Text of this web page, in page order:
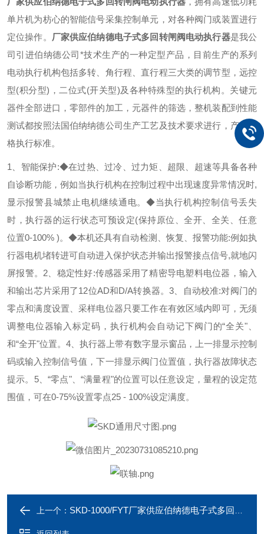
单片机为枋心的智能信号采集控制单元，对各种阀门或装置进行
定位操作。 厂家供应伯纳德电子式多回转闸阀电动执行器是我公
司引进伯纳德公司*技术生产的一种定型产品，目前生产的系列
电动执行机构包括多转、角行程、直行程三大类的调节型，远控
型(积分型)，二位式(开关型)及各种特殊型的执行机构。关键元
器件全部进口，零部件的加工，元器件的筛选，整机装配到性能
测试都按照法国伯纳纳德公司生产工艺及技术要求进行，产品严
格执行标准。
1、智能保护:◆在过热、过冷、过力矩、超限、超速等具备各种
自诊断功能，例如当执行机构在控制过程中出现速度异常情况时,
显示报警县城禁止电机继续通电。 ◆当执行机构控制信号丢失
时，执行器的运行状态可预设定(保持原位、全开、全关、任意
位置0-100% )。◆本机还具有自动检测、恢复、报警功能:例如执
行器电机堵转进可自动进入保护状态并输出报警接点信号,就地闪
屏报警。 2、稳定性好:传感器采用了精密导电塑料电位器，输入
和输出芯片采用了12位AD和D/A转换器。3、自动校准:对阀门的
零点和满度设置、采样电位器只要工作在有效区域内即可，无须
调整电位器输入标定码，执行机构会自动记下阀门的“全关"、
和“全开"位置。4、执行器上带有数字显示窗品，上一排显示控制
码或输入控制信号值，下一排显示阀门位置值，执行器故障状态
提示。 5、“零点"、“满量程"的位置可以任意设定，量程的设定范
围值，可在0-75%设置零点25 - 100%设定满度。
上一个： SKD-1000/FYT厂家供应伯纳德电子式多回转电动执行器